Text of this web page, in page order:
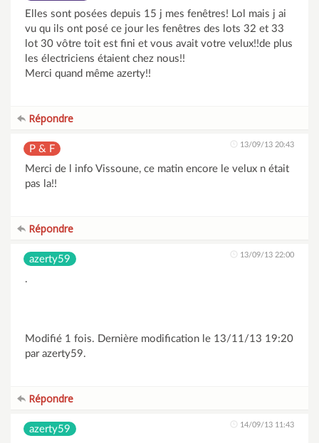
Elles sont posées depuis 15 j mes fenêtres! Lol mais j ai
vu qu ils ont posé ce jour les fenêtres des lots 32 et 33
lot 30 vôtre toit est fini et vous avait votre velux!!de plus
les électriciens étaient chez nous!!
Merci quand même azerty!!
Répondre
P & F 13/09/13 20:43
Merci de l info Vissoune, ce matin encore le velux n était
pas la!!
Répondre
azerty59 13/09/13 22:00
.
Modifié 1 fois. Dernière modification le 13/11/13 19:20
par azerty59.
Répondre
azerty59 14/09/13 11:43